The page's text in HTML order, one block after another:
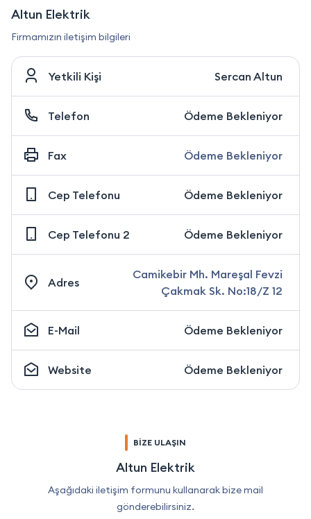
Altun Elektrik
Firmamızın iletişim bilgileri
Yetkili Kişi Sercan Altun
Telefon Ödeme Bekleniyor
Fax Ödeme Bekleniyor
Cep Telefonu Ödeme Bekleniyor
Cep Telefonu 2 Ödeme Bekleniyor
Adres
Camikebir Mh. Mareşal Fevzi
Çakmak Sk. No:18/Z 12
E-Mail Ödeme Bekleniyor
Website Ödeme Bekleniyor
BİZE ULAŞIN
Altun Elektrik
Aşağıdaki iletişim formunu kullanarak bize mail
gönderebilirsiniz.